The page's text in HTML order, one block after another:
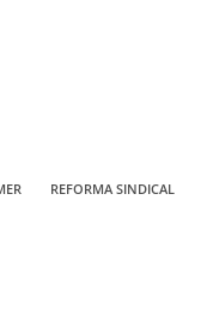
REFORMA SINDICAL